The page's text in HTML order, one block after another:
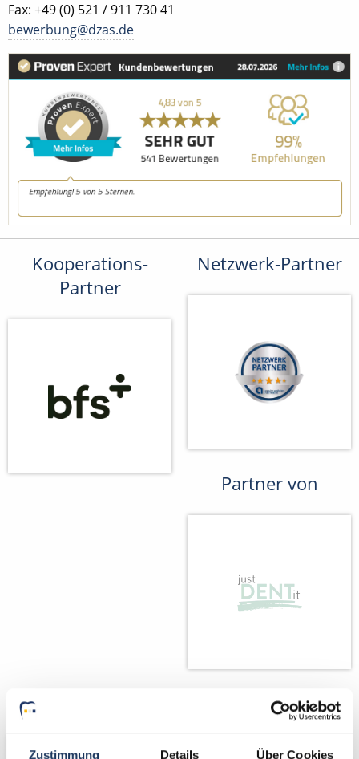
Zustimmung Details Über Cookies
Fax: +49 (0) 521 / 911 730 41
bewerbung@dzas.de
Kooperations-
Partner
Netzwerk-Partner
Partner von
Wir pflanzen
Bäume